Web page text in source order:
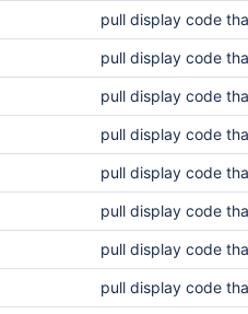
pull display code
pull display code
pull display code
pull display code
pull display code
pull display code
pull display code
pull display code